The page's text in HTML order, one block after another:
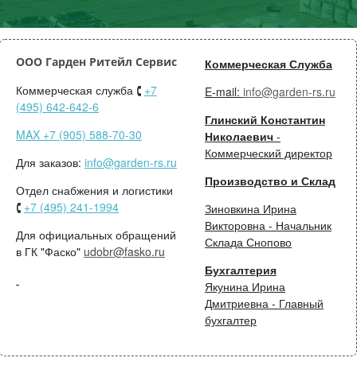
ООО Гарден Ритейл Сервис
Коммерческая служба 🕻 +7
(495) 642-642-6
MAX +7 (905) 588-70-30
Для заказов: info@garden-rs.ru
Отдел снабжения и логистики
🕻 +7 (495) 241-1994
Для официальных обращений
в ГК "Фаско" udobr@fasko.ru
Коммерческая Служба
E-mail: info@garden-rs.ru
Глинский Константин
Николаевич -
Коммерческий директор
Производство и Склад
Зиновкина Ирина
Викторовна - Начальник
Склада Снопово
Бухгалтерия
Якунина Ирина
Дмитриевна - Главный
бухгалтер